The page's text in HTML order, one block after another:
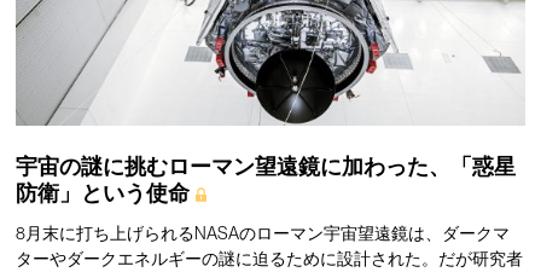
宇宙の謎に挑むローマン望遠鏡に加わった、「惑星
防衛」という使命
8月末に打ち上げられるNASAのローマン宇宙望遠鏡は、ダークマ
ターやダークエネルギーの謎に迫るために設計された。だが研究者